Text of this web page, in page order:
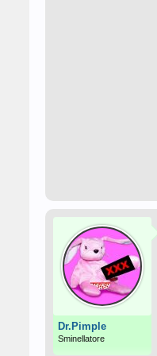
Dr.Pimple
Sminellatore